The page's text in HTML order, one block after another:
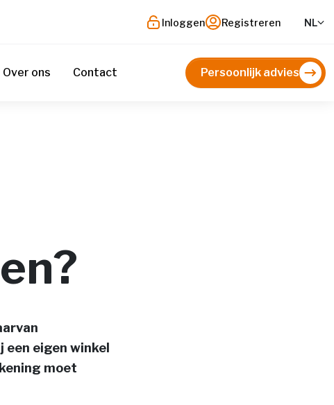
Inloggen Registreren NL
Over ons Contact Persoonlijk advies
eigen winkel
moet